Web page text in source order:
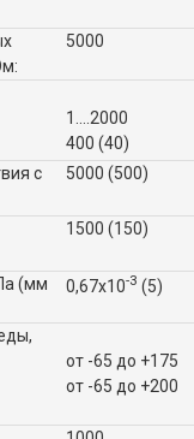
5000
1....2000
400 (40)
с
5000 (500)
1500 (150)
(мм
0,67x10-3 (5)
от -65 до +175
от -65 до +200